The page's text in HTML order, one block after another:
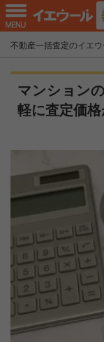
不動産一括査定のイエウ
マンション
軽に査定価